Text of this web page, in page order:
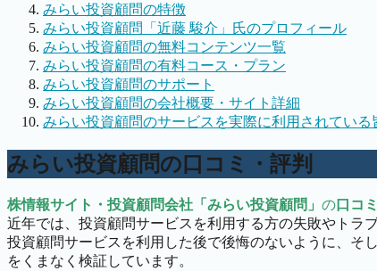
みらい投資顧問の特徴
みらい投資顧問「近藤 駿介」氏のプロフィール
みらい投資顧問の無料コンテンツ一覧
みらい投資顧問の有料コース・プラン
みらい投資顧問のサポート
みらい投資顧問の会社概要・サイト詳細
みらい投資顧問のサービスを実際に利用されている
みらい投資顧問の口コミ・評判
株情報サイト・投資顧問会社「みらい投資顧問」 の口コ
近年では、投資顧問サービスを利用する方の失敗やトラ
投資顧問サービスを利用した後で後悔のないように、そ
をくまなく検証しています。